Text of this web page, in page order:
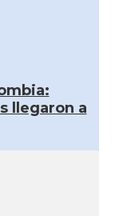
llegaron a